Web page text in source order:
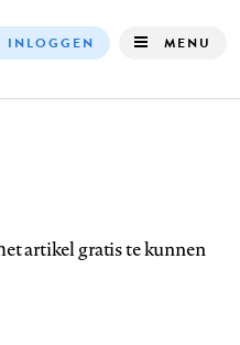
INLOGGEN MENU
artikel gratis te kunnen